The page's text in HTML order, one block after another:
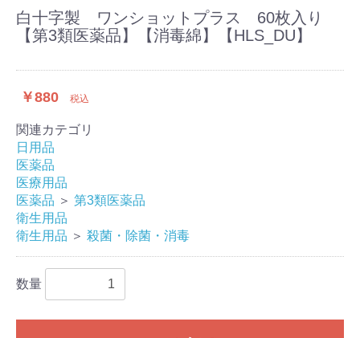
白十字製 ワンショットプラス 60枚入り
【第3類医薬品】【消毒綿】【HLS_DU】
￥880 税込
関連カテゴリ
日用品
医薬品
医療用品
医薬品 ＞ 第3類医薬品
衛生用品
衛生用品 ＞ 殺菌・除菌・消毒
数量